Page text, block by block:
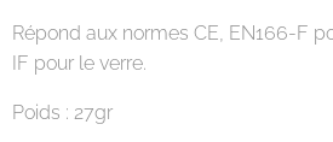
Répond aux normes CE, EN166-F
IF pour le verre.
Poids : 27gr